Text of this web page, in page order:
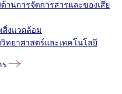
านการจัดการสารและของเสีย
งแวดล้อม
ทยาศาสตร์และเทคโนโลยี